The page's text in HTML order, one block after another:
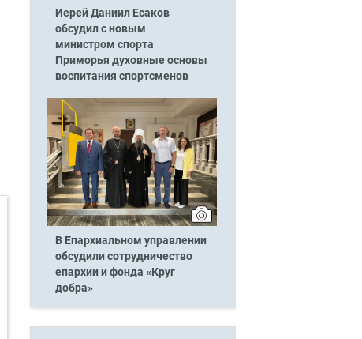
Иерей Даниил Есаков
обсудил с новым
министром спорта
Приморья духовные основы
воспитания спортсменов
В Епархиальном управлении
обсудили сотрудничество
епархии и фонда «Круг
добра»